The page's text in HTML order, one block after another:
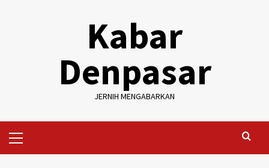
Kabar
Denpasar
JERNIH MENGABARKAN
Menu